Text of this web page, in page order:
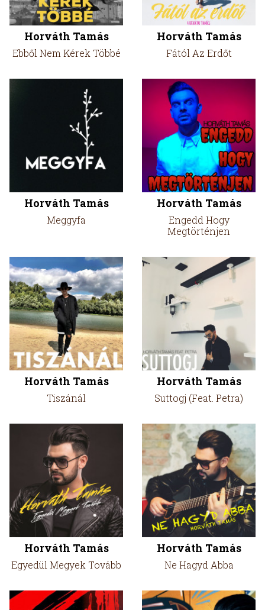
Horváth Tamás
Ebből Nem Kérek Többé
Horváth Tamás
Fától Az Erdőt
Horváth Tamás
Meggyfa
Horváth Tamás
Engedd Hogy
Megtörténjen
Horváth Tamás
Tiszánál
Horváth Tamás
Suttogj (Feat. Petra)
Horváth Tamás
Egyedül Megyek Tovább
Horváth Tamás
Ne Hagyd Abba